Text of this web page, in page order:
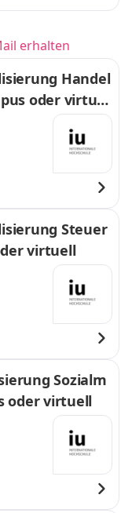
erhalten
Handel
oder virtuel
Steuer
virtuell
Sozialm
oder virtuell